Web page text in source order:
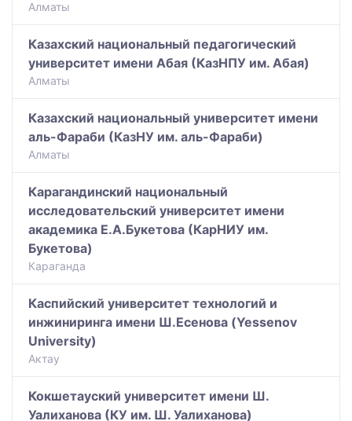
Алматы
Казахский национальный педагогический
университет имени Абая (КазНПУ им. Абая)
Алматы
Казахский национальный университет имени
аль-Фараби (КазНУ им. аль-Фараби)
Алматы
Карагандинский национальный
исследовательский университет имени
академика Е.А.Букетова (КарНИУ им.
Букетова)
Караганда
Каспийский университет технологий и
инжиниринга имени Ш.Есенова (Yessenov
University)
Актау
Кокшетауский университет имени Ш.
Уалиханова (КУ им. Ш. Уалиханова)